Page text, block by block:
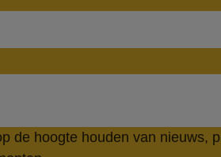
de hoogte houden van nieuws,